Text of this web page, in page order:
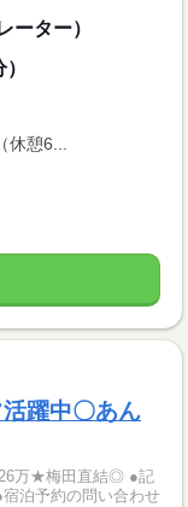
ーター）
休憩6...
躍中〇あん
★梅田直結◎ ●記
泊予約の問い合わせ